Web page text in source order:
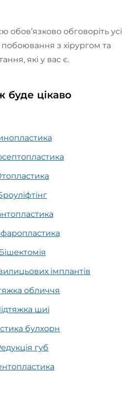
обов’язково обговоріть усі
побоювання з хірургом та
які у вас є.
буде цікаво
Бішектомія
імплантів
обличчя
шиї
булхорн
губ